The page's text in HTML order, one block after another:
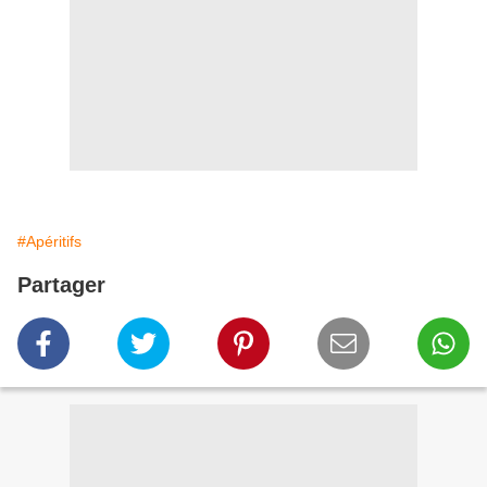
#Apéritifs
Partager